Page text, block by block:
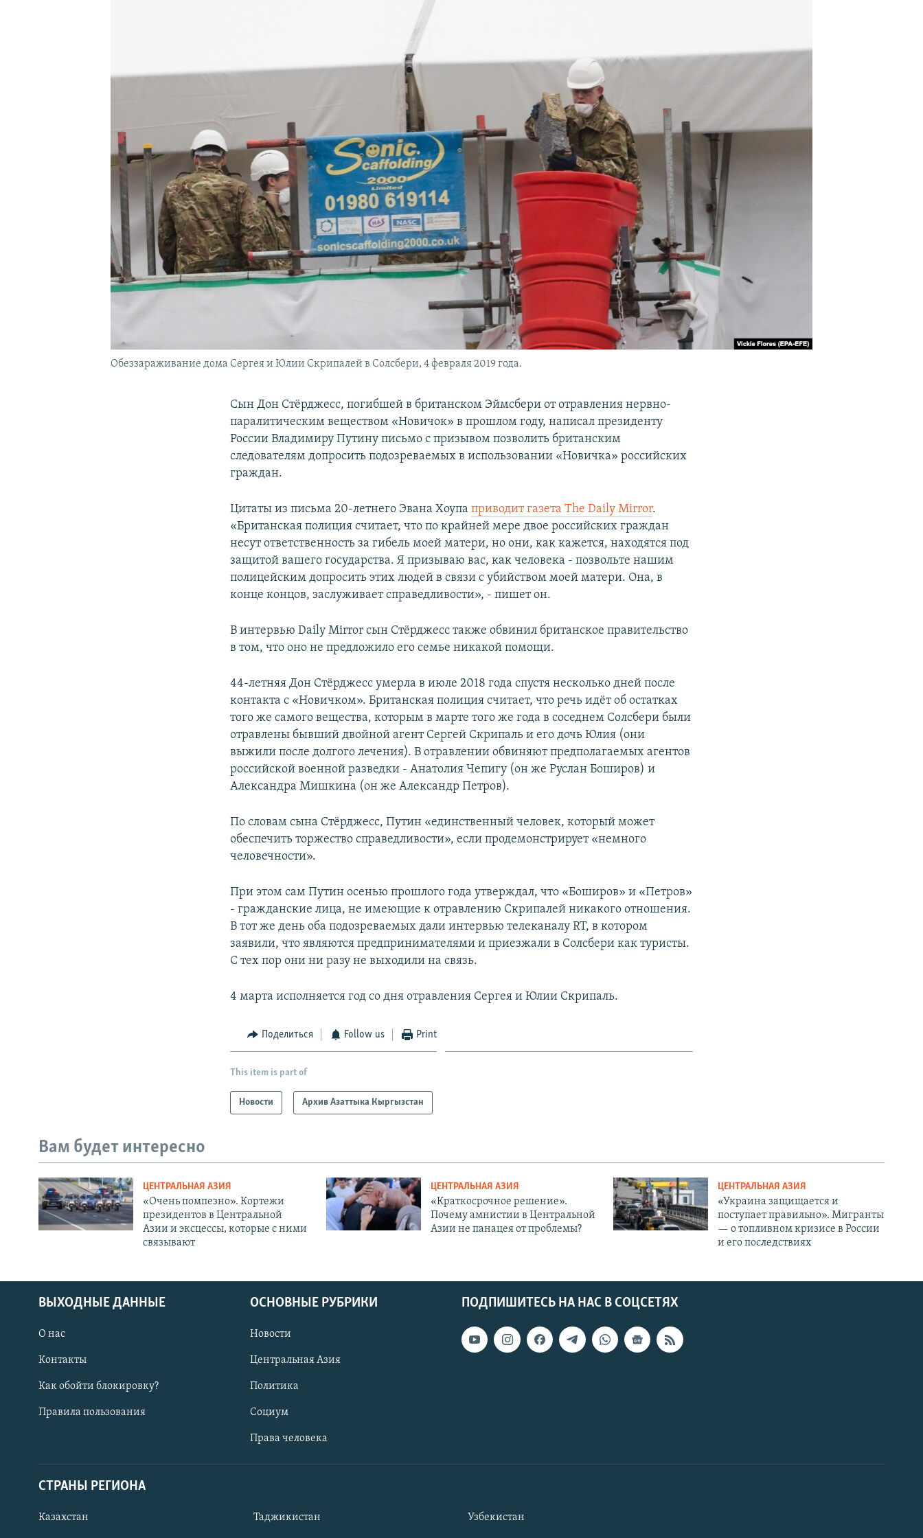
Обеззараживание дома Сергея и Юлии Скрипалей в Солсбери, 4 февраля 2019 года.
Сын Дон Стёрджесс, погибшей в британском Эймсбери от отравления нервно-
паралитическим веществом «Новичок» в прошлом году, написал президенту
России Владимиру Путину письмо с призывом позволить британским
следователям допросить подозреваемых в использовании «Новичка» российских
граждан.
Цитаты из письма 20-летнего Эвана Хоупаприводит газета The Daily Mirror.
«Британская полиция считает, что по крайней мере двое российских граждан
несут ответственность за гибель моей матери, но они, как кажется, находятся под
защитой вашего государства. Я призываю вас, как человека - позвольте нашим
полицейским допросить этих людей в связи с убийством моей матери. Она, в
конце концов, заслуживает справедливости», - пишет он.
В интервью Daily Mirror сын Стёрджесс также обвинил британское правительство
в том, что оно не предложило его семье никакой помощи.
44-летняя Дон Стёрджесс умерла в июле 2018 года спустя несколько дней после
контакта с «Новичком». Британская полиция считает, что речь идёт об остатках
того же самого вещества, которым в марте того же года в соседнем Солсбери были
отравлены бывший двойной агент Сергей Скрипаль и его дочь Юлия (они
выжили после долгого лечения). В отравлении обвиняют предполагаемых агентов
российской военной разведки - Анатолия Чепигу (он же Руслан Боширов) и
Александра Мишкина (он же Александр Петров).
По словам сына Стёрджесс, Путин «единственный человек, который может
обеспечить торжество справедливости», если продемонстрирует «немного
человечности».
При этом сам Путин осенью прошлого года утверждал, что «Боширов» и «Петров»
- гражданские лица, не имеющие к отравлению Скрипалей никакого отношения.
В тот же день оба подозреваемых дали интервью телеканалу RT, в котором
заявили, что являются предпринимателями и приезжали в Солсбери как туристы.
С тех пор они ни разу не выходили на связь.
4 марта исполняется год со дня отравления Сергея и Юлии Скрипаль.
Поделиться Follow us Print
This item is part of
Новости Архив Азаттыка Кыргызстан
Вам будет интересно
ЦЕНТРАЛЬНАЯ АЗИЯ
«Очень помпезно». Кортежи
президентов в Центральной
Азии и эксцессы, которые с ними
связывают
ЦЕНТРАЛЬНАЯ АЗИЯ
«Краткосрочное решение».
Почему амнистии в Центральной
Азии не панацея от проблемы?
ЦЕНТРАЛЬНАЯ АЗИЯ
«Украина защищается и
поступает правильно». Мигранты
— о топливном кризисе в России
и его последствиях
ПОДПИШИТЕСЬ НА НАС В СОЦСЕТЯХ
ВЫХОДНЫЕ ДАННЫЕ
О нас
Контакты
Как обойти блокировку?
Правила пользования
ОСНОВНЫЕ РУБРИКИ
Новости
Центральная Азия
Политика
Социум
Права человека
СТРАНЫ РЕГИОНА
Казахстан Таджикистан Узбекистан